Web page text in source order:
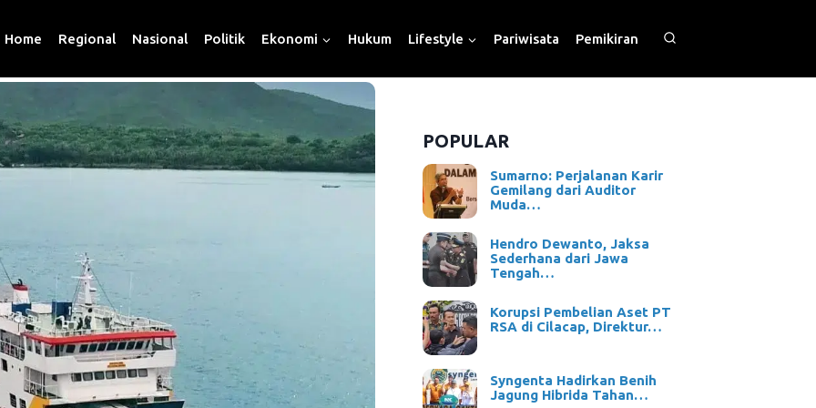
Home Regional Nasional Politik Ekonomi Hukum Lifestyle Pariwisata Pemikiran
POPULAR
Sumarno: Perjalanan Karir
Gemilang dari Auditor
Muda…
Hendro Dewanto, Jaksa
Sederhana dari Jawa
Tengah…
Korupsi Pembelian Aset PT
RSA di Cilacap, Direktur…
Syngenta Hadirkan Benih
Jagung Hibrida Tahan…